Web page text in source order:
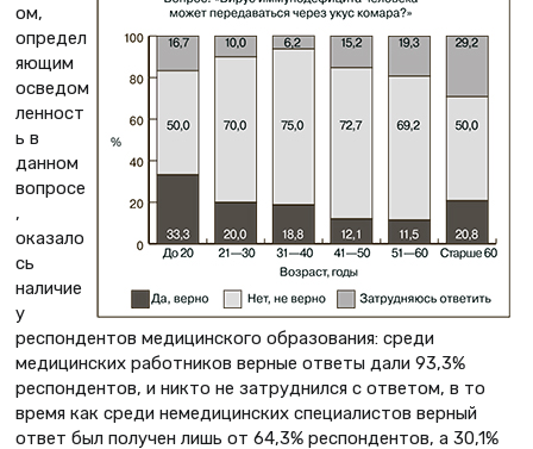
ом,
определ
яющим
осведом
ленност
ь в
данном
вопросе
,
оказало
сь
наличие
у
респондентов медицинского образования: среди
медицинских работников верные ответы дали 93,3%
респондентов, и никто не затруднился с ответом, в то
время как среди немедицинских специалистов верный
ответ был получен лишь от 64,3% респондентов, а 30,1%